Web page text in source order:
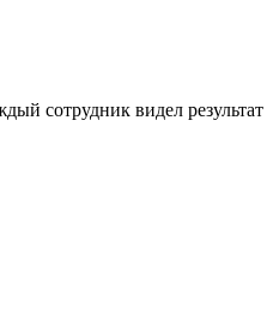
сотрудник видел результат